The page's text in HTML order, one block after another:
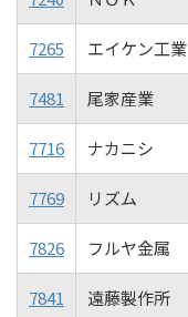
7265 エイケン工業
7481 尾家産業
7716 ナカニシ
7769 リズム
7826 フルヤ金属
7841 遠藤製作所